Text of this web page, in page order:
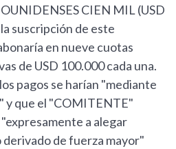
CIEN MIL (USD
suscripción de este
en nueve cuotas
de USD 100.000 cada una.
pagos se harían "mediante
y que el "COMITENTE"
a alegar
de fuerza mayor"